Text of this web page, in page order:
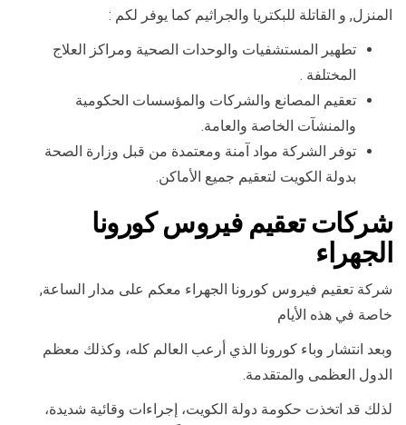
المنزل, و القاتلة للبكتريا والجراثيم كما يوفر لكم :
تطهير المستشفيات والوحدات الصحية ومراكز العلاج
المختلفة .
تعقيم المصانع والشركات والمؤسسات الحكومية
والمنشآت الخاصة والعامة.
توفر الشركة مواد آمنة ومعتمدة من قبل وزارة الصحة
بدولة الكويت لتعقيم جميع الأماكن.
شركات تعقيم فيروس كورونا
الجهراء
شركة تعقيم فيروس كورونا الجهراء معكم على مدار الساعة,
خاصة في هذه الأيام
وبعد انتشار وباء كورونا الذي أرعب العالم كله، وكذلك معظم
الدول العظمى والمتقدمة.
لذلك قد اتخذت حكومة دولة الكويت، إجراءات وقائية شديدة،